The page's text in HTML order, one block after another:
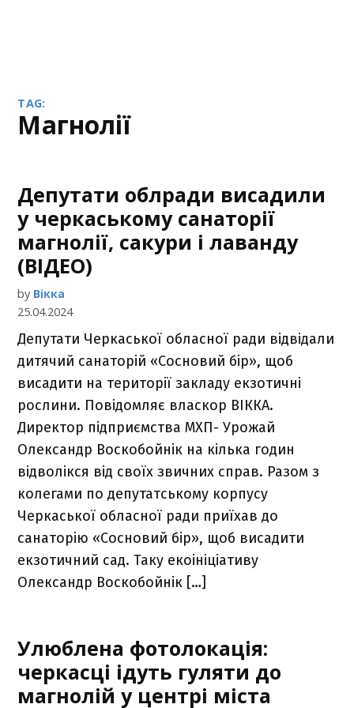
TAG:
магнолії
Депутати облради висадили
у черкаському санаторії
магнолії, сакури і лаванду
(ВІДЕО)
by Вікка
25.04.2024
Депутати Черкаської обласної ради відвідали
дитячий санаторій «Сосновий бір», щоб
висадити на території закладу екзотичні
рослини. Повідомляє власкор ВІККА.
Директор підприємства МХП- Урожай
Олександр Воскобойнік на кілька годин
відволікся від своїх звичних справ. Разом з
колегами по депутатському корпусу
Черкаської обласної ради приїхав до
санаторію «Сосновий бір», щоб висадити
екзотичний сад. Таку екоініціативу
Олександр Воскобойнік […]
Улюблена фотолокація:
черкасці ідуть гуляти до
магнолій у центрі міста